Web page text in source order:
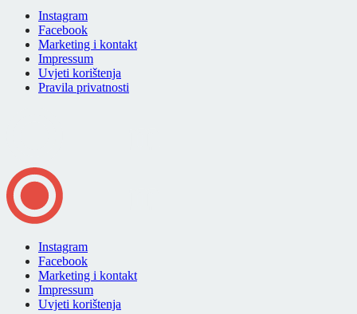
Instagram
Facebook
Marketing i kontakt
Impressum
Uvjeti korištenja
Pravila privatnosti
Instagram
Facebook
Marketing i kontakt
Impressum
Uvjeti korištenja